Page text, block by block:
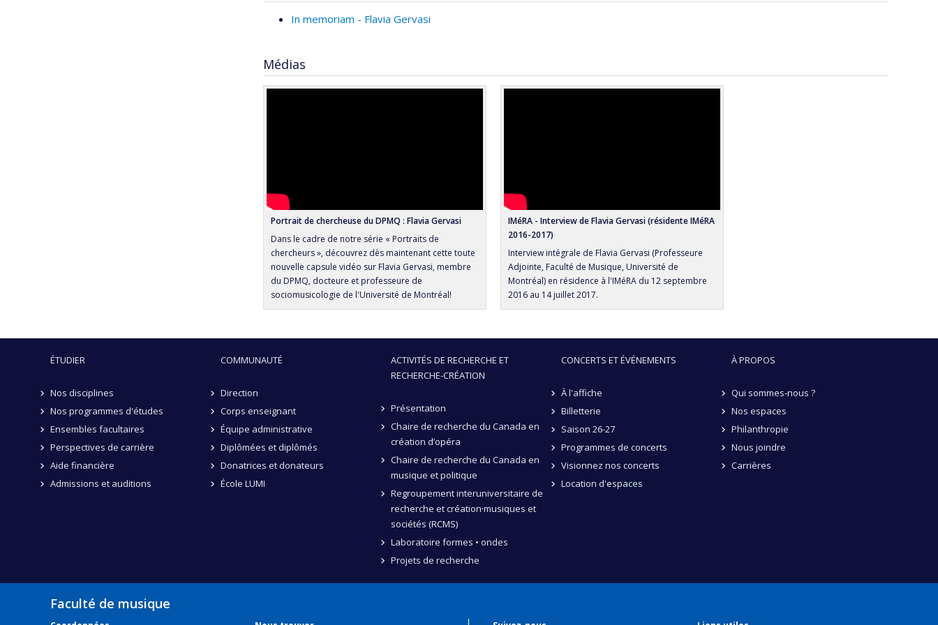
In memoriam - Flavia Gervasi
Médias
Portrait de chercheuse du DPMQ : Flavia Gervasi
Dans le cadre de notre série « Portraits de
chercheurs », découvrez dès maintenant cette toute
nouvelle capsule vidéo sur Flavia Gervasi, membre
du DPMQ, docteure et professeure de
sociomusicologie de l'Université de Montréal!
IMéRA - Interview de Flavia Gervasi (résidente IMéRA
2016-2017)
Interview intégrale de Flavia Gervasi (Professeure
Adjointe, Faculté de Musique, Université de
Montréal) en résidence à l'IMéRA du 12 septembre
2016 au 14 juillet 2017.
ÉTUDIER
Nos disciplines
Nos programmes d'études
Ensembles facultaires
Perspectives de carrière
Aide financière
Admissions et auditions
COMMUNAUTÉ
Direction
Corps enseignant
Équipe administrative
Diplômées et diplômés
Donatrices et donateurs
École LUMI
ACTIVITÉS DE RECHERCHE ET
RECHERCHE-CRÉATION
Présentation
Chaire de recherche du Canada en
création d’opéra
Chaire de recherche du Canada en
musique et politique
Regroupement interuniversitaire de
recherche et création·musiques et
sociétés (RCMS)
Laboratoire formes • ondes
Projets de recherche
CONCERTS ET ÉVÉNEMENTS
À l'affiche
Billetterie
Saison 26-27
Programmes de concerts
Visionnez nos concerts
Location d'espaces
À PROPOS
Qui sommes-nous ?
Nos espaces
Philanthropie
Nous joindre
Carrières
Faculté de musique